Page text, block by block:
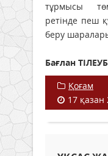
тұрмысы
ретінде пеш
беру
Бағлан
Қоғам
17 қазан